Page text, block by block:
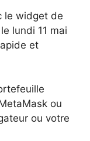
le widget de
lundi 11 mai
et
ou
ou votre